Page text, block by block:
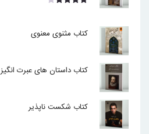
کتاب مثنوی معنوی
کتاب داستان های عبرت انگیز
کتاب شکست ناپذیر